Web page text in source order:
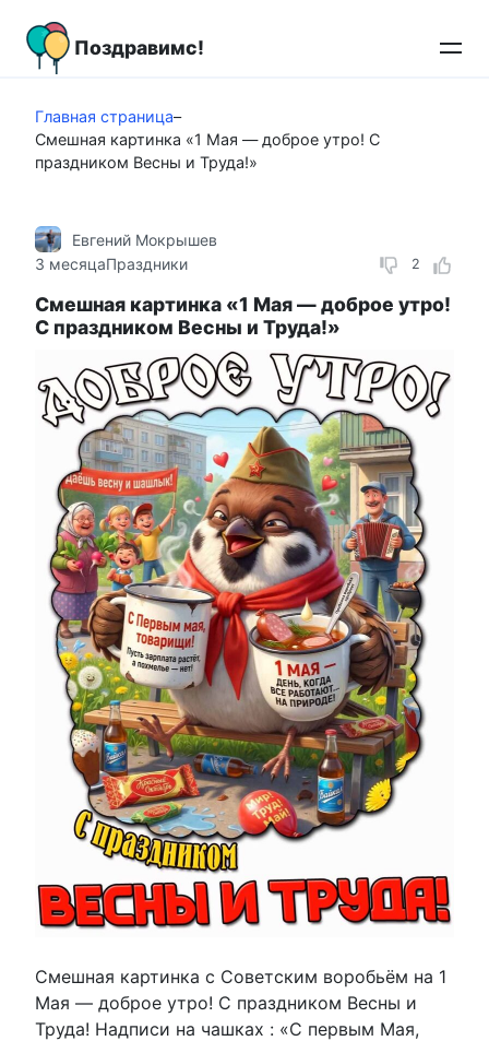
контенту
Поздравимс!
Главная страница–
Смешная картинка «1 Мая — доброе утро! С
праздником Весны и Труда!»
2
Евгений Мокрышев
3 месяцаПраздники
Смешная картинка «1 Мая — доброе утро!
С праздником Весны и Труда!»
Смешная картинка с Советским воробьём на 1
Мая — доброе утро! С праздником Весны и
Труда! Надписи на чашках : «С первым Мая,